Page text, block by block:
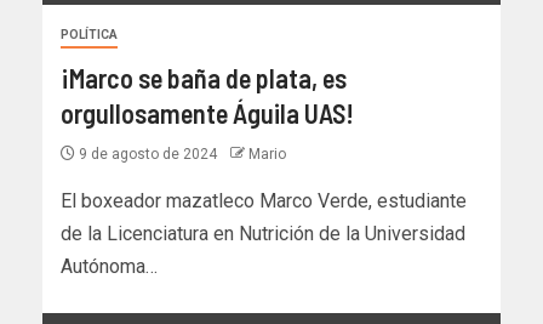
POLÍTICA
¡Marco se baña de plata, es
orgullosamente Águila UAS!
9 de agosto de 2024 Mario
El boxeador mazatleco Marco Verde, estudiante
de la Licenciatura en Nutrición de la Universidad
Autónoma…